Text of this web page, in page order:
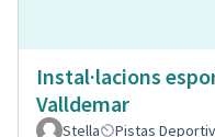
Instal·lacions
Valldemar
Stella Pistas